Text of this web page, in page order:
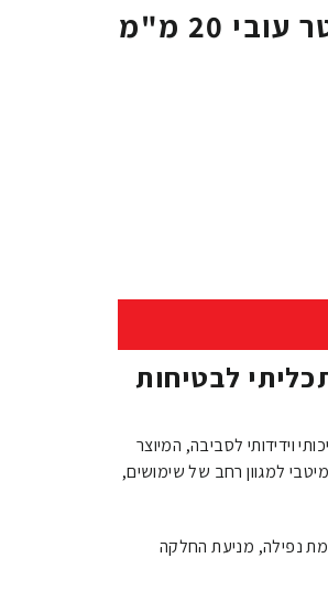
משטח גומי לחדר כושר 1X1 מטר עובי 20 מ"מ
לבטיחות
וידידותי לסביבה, המיוצר
למגוון רחב של שימושים,
נפילה, מניעת החלקה